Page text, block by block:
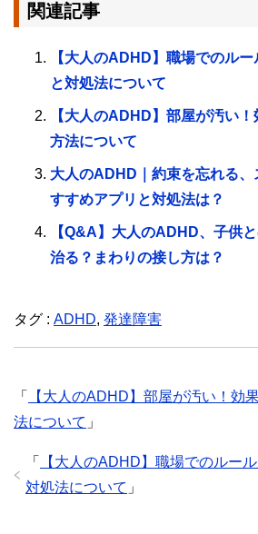
関連記事
【大人のADHD】職場でのル
と対処法について
【大人のADHD】部屋が汚い
方法について
大人のADHD｜約束を忘れる
すすめアプリと対処法は？
【Q&A】大人のADHD、子供
治る？まわりの接し方は？
タグ : ADHD, 発達障害
「
【大人のADHD】部屋が汚い！効
法について 」
「
【大人のADHD】職場でのルー
対処法について 」